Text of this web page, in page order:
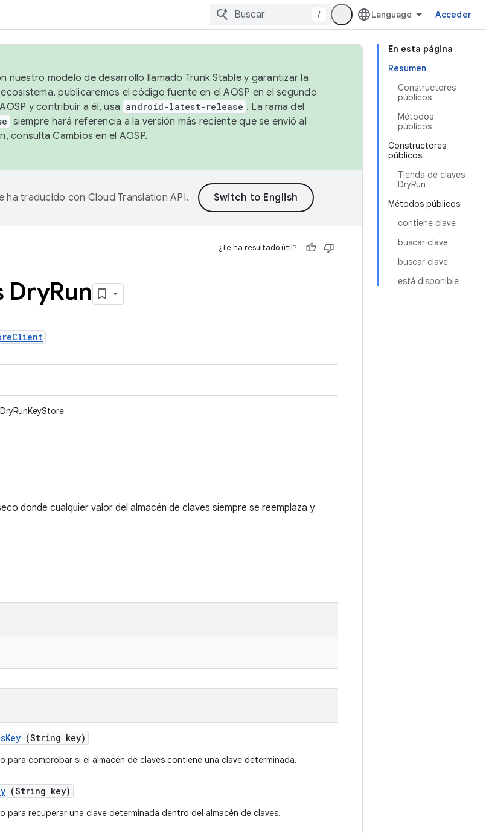
/ Acceder
En esta página
Resumen
Constructores
públicos
Métodos
públicos
Constructores
públicos
Tienda de claves
DryRun
Métodos públicos
contiene clave
buscar clave
buscar clave
está disponible
nuestro modelo de desarrollo llamado Trunk Stable y garantizar la
publicaremos el código fuente en el AOSP en el segundo
y contribuir a él, usa android-latest-release . La rama del
siempre hará referencia a la versión más reciente que se envió al
consultaCambios en el AOSP.
ha traducido con Cloud Translation API.
¿Te ha resultado útil?
DryRun
donde cualquier valor del almacén de claves siempre se reemplaza y
Key (String key)
para comprobar si el almacén de claves contiene una clave determinada.
(String key)
para recuperar una clave determinada dentro del almacén de claves.